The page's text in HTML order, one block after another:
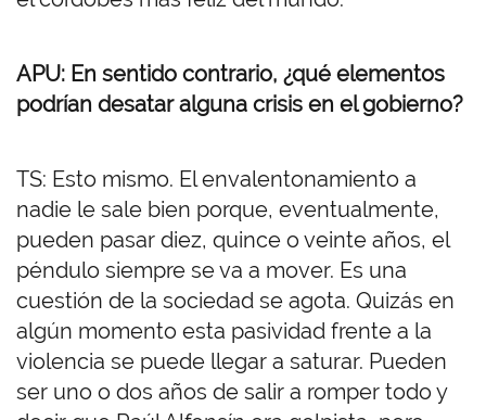
APU: En sentido contrario, ¿qué elementos
podrían desatar alguna crisis en el gobierno?
TS: Esto mismo. El envalentonamiento a
nadie le sale bien porque, eventualmente,
pueden pasar diez, quince o veinte años, el
péndulo siempre se va a mover. Es una
cuestión de la sociedad se agota. Quizás en
algún momento esta pasividad frente a la
violencia se puede llegar a saturar. Pueden
ser uno o dos años de salir a romper todo y